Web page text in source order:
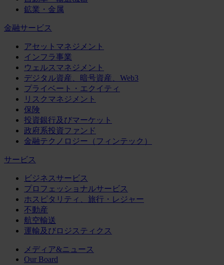
鉱業・金属
金融サービス
アセットマネジメント
インフラ事業
ウェルスマネジメント
デジタル資産、暗号資産、Web3
プライベート・エクイティ
リスクマネジメント
保険
投資銀行及びマーケット
政府系投資ファンド
金融テクノロジー（フィンテック）
サービス
ビジネスサービス
プロフェッショナルサービス
ホスピタリティ、旅行・レジャー
不動産
航空輸送
運輸及びロジスティクス
メディア&ニュース
Our Board